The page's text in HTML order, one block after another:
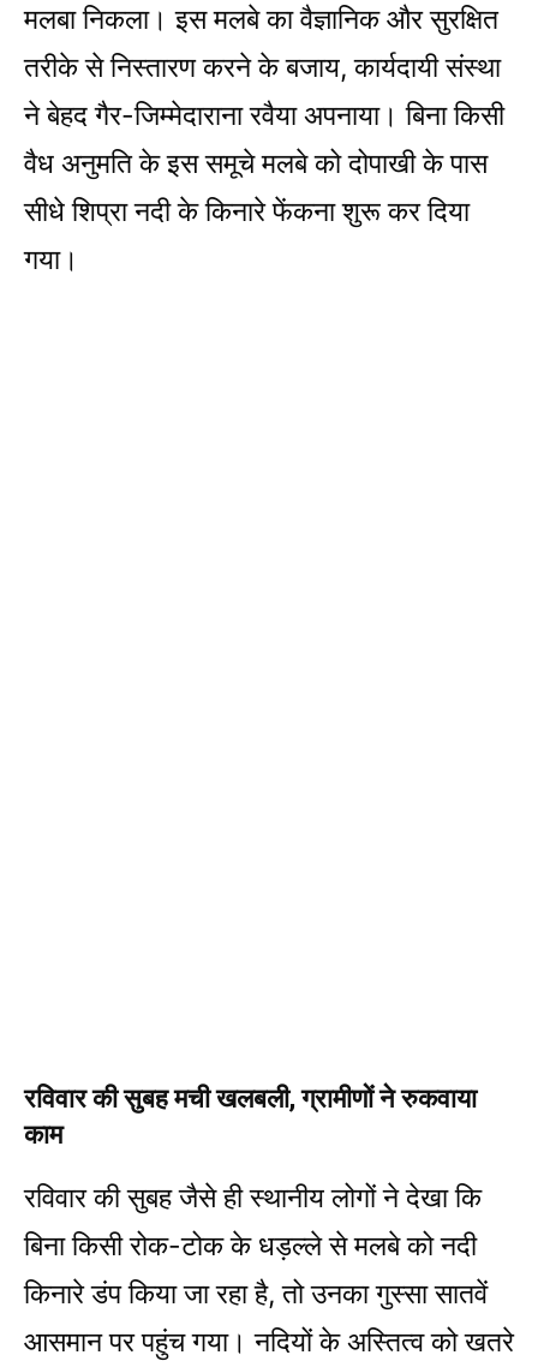
मलबा निकला। इस मलबे का वैज्ञानिक और सुरक्षित
तरीके से निस्तारण करने के बजाय, कार्यदायी संस्था
ने बेहद गैर-जिम्मेदाराना रवैया अपनाया। बिना किसी
वैध अनुमति के इस समूचे मलबे को दोपाखी के पास
सीधे शिप्रा नदी के किनारे फेंकना शुरू कर दिया
गया।
रविवार की सुबह मची खलबली, ग्रामीणों ने रुकवाया
काम
रविवार की सुबह जैसे ही स्थानीय लोगों ने देखा कि
बिना किसी रोक-टोक के धड़ल्ले से मलबे को नदी
किनारे डंप किया जा रहा है, तो उनका गुस्सा सातवें
आसमान पर पहुंच गया। नदियों के अस्तित्व को खतरे